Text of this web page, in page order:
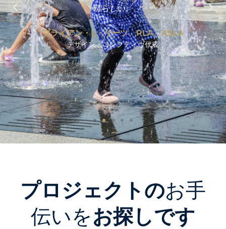
晴らしい。
ブライアン・L・リーツ、RLA、ASLA
デザイン・コレクティヴ代表
プロジェクトのお手
伝いをお探しです